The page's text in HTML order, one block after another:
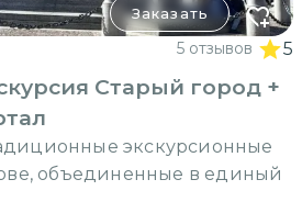
Заказать
5 отзывов 5
Старый город +
экскурсионные
объединенные в единый